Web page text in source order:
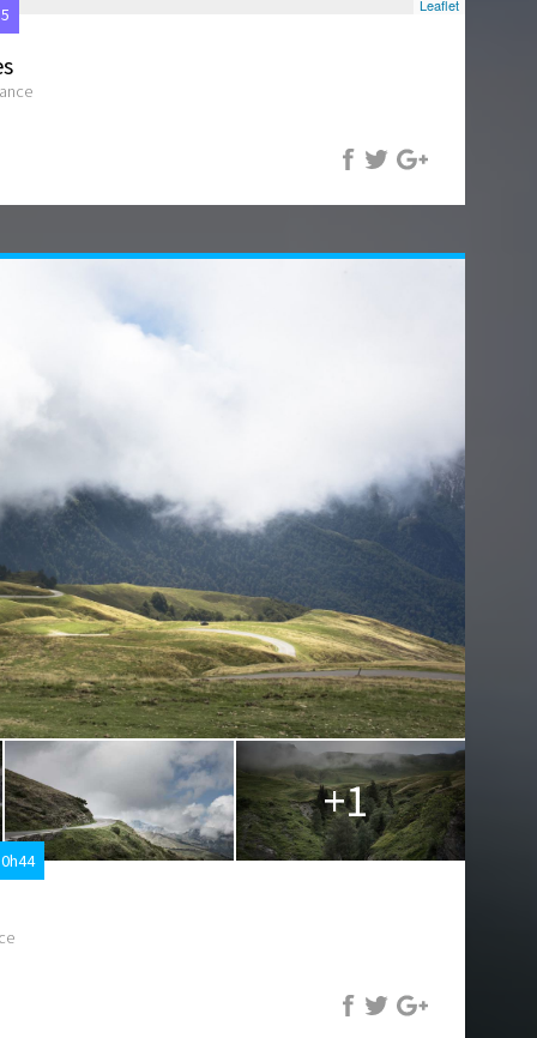
Leaflet
+1